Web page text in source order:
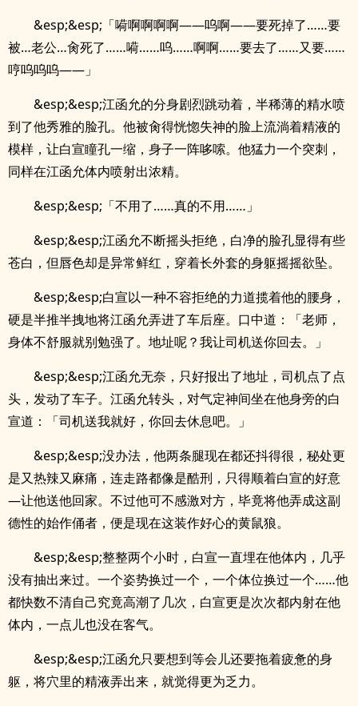
&esp;&esp;「嗬啊啊啊啊——呜啊——要死掉了……要
被…老公…肏死了……嗬……呜……啊啊……要去了……又要……
哼呜呜呜——」
&esp;&esp;江函允的分身剧烈跳动着，半稀薄的精水喷
到了他秀雅的脸孔。他被肏得恍惚失神的脸上流淌着精液的
模样，让白宣瞳孔一缩，身子一阵哆嗦。他猛力一个突刺，
同样在江函允体内喷射出浓精。
&esp;&esp;「不用了……真的不用……」
&esp;&esp;江函允不断摇头拒绝，白净的脸孔显得有些
苍白，但唇色却是异常鲜红，穿着长外套的身躯摇摇欲坠。
&esp;&esp;白宣以一种不容拒绝的力道揽着他的腰身，
硬是半推半拽地将江函允弄进了车后座。口中道：「老师，
身体不舒服就别勉强了。地址呢？我让司机送你回去。」
&esp;&esp;江函允无奈，只好报出了地址，司机点了点
头，发动了车子。江函允转头，对气定神间坐在他身旁的白
宣道：「司机送我就好，你回去休息吧。」
&esp;&esp;没办法，他两条腿现在都还抖得很，秘处更
是又热辣又麻痛，连走路都像是酷刑，只得顺着白宣的好意
—让他送他回家。不过他可不感激对方，毕竟将他弄成这副
德性的始作俑者，便是现在这装作好心的黄鼠狼。
&esp;&esp;整整两个小时，白宣一直埋在他体内，几乎
没有抽出来过。一个姿势换过一个，一个体位换过一个……他
都快数不清自己究竟高潮了几次，白宣更是次次都内射在他
体内，一点儿也没在客气。
&esp;&esp;江函允只要想到等会儿还要拖着疲惫的身
躯，将穴里的精液弄出来，就觉得更为乏力。